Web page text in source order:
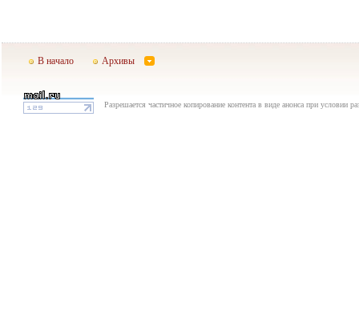
В начало Архивы
Разрешается частичное копирование контента в виде анонса при условии